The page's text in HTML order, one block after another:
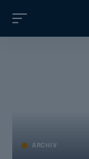
ARCHIV